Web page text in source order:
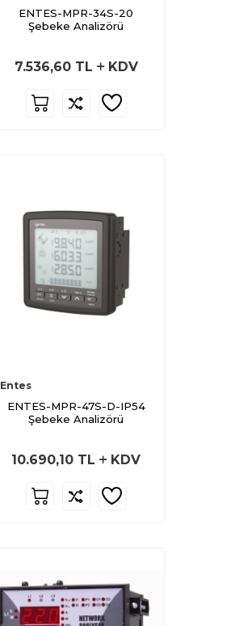
ENTES-MPR-34S-20
Şebeke Analizörü
7.536,60TL KDV
Entes
ENTES-MPR-47S-D-IP54
Şebeke Analizörü
10.690,10 TL KDV